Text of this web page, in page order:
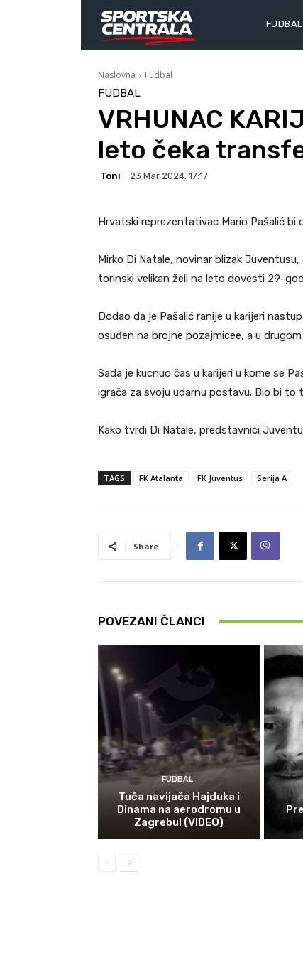
FUDBAL
Naslovna Fudbal
FUDBAL
VRHUNAC
leto čeka
Toni 23 Mar 2024. 17:17
Hrvatski reprezentativac Mario Pašalić
Mirko Di Natale, novinar blizak
torinski velikan želi na leto dovesti 29-
Dodao da je Pašalić ranije u karijeri
osuđen na brojne pozajmicee, a u
Sada je kucnuo čas u karijeri u kome se
igrača za svoju udarnu postavu. Bio bi to
Kako tvrdi Di Natale, predstavnici
TAGS FK Atalanta FK Juventus Serija A
Share
POVEZANI ČLANCI
FUDBAL
Tuča navijača Hajduka i
Dinama na aerodromu u
Zagrebu! (VIDEO)